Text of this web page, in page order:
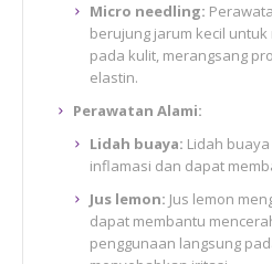
Micro needling:
berujung jarum kecil
pada kulit, merangsang
elastin.
Perawatan Alami:
Lidah buaya: Lidah
inflamasi dan dapat
Jus lemon: Jus lemon
dapat membantu
penggunaan langsung